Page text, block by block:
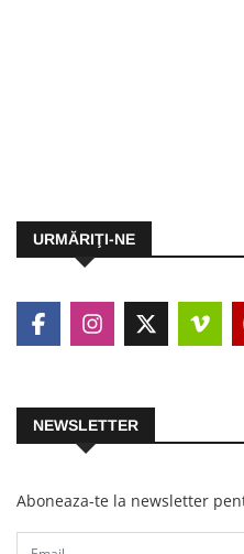
URMĂRIŢI-NE
NEWSLETTER
Aboneaza-te la newsletter